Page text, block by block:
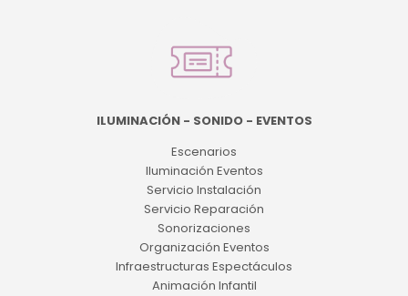
ILUMINACIÓN - SONIDO - EVENTOS
Escenarios
Iluminación Eventos
Servicio Instalación
Servicio Reparación
Sonorizaciones
Organización Eventos
Infraestructuras Espectáculos
Animación Infantil